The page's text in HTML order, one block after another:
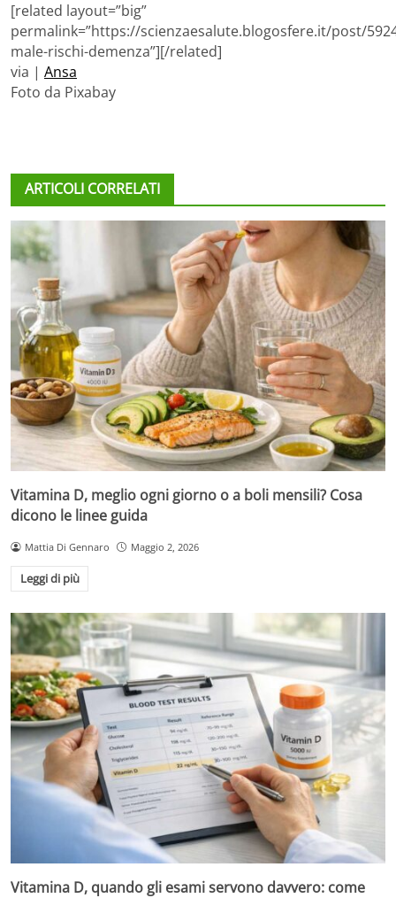
[related layout=”big”
permalink=”https://scienzaesalute.blogosfere.it/post/
male-rischi-demenza”][/related]
via | Ansa
Foto da Pixabay
ARTICOLI CORRELATI
Vitamina D, meglio ogni giorno o a boli mensili? Cosa
dicono le linee guida
Mattia Di Gennaro Maggio 2, 2026
Leggi di più
Vitamina D, quando gli esami servono davvero: come